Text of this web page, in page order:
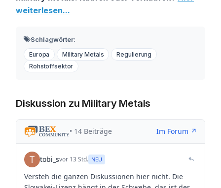
weiterlesen...
Schlagwörter:
Europa Military Metals
Regulierung
Rohstoffsektor
Diskussion zu Military Metals